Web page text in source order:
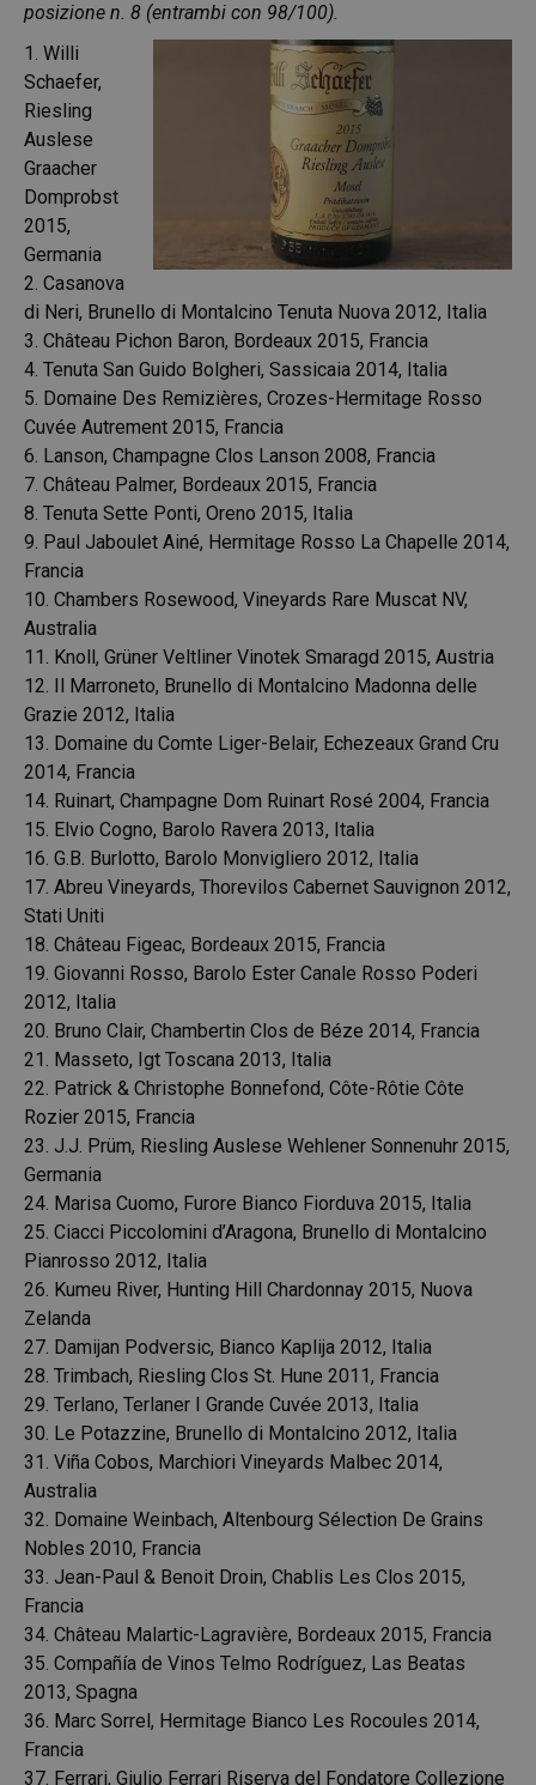
posizione n. 8 (entrambi con 98/100).
1. Willi
Schaefer,
Riesling
Auslese
Graacher
Domprobst
2015,
Germania
2. Casanova
di Neri, Brunello di Montalcino Tenuta Nuova 2012, Italia
3. Château Pichon Baron, Bordeaux 2015, Francia
4. Tenuta San Guido Bolgheri, Sassicaia 2014, Italia
5. Domaine Des Remizières, Crozes-Hermitage Rosso
Cuvée Autrement 2015, Francia
6. Lanson, Champagne Clos Lanson 2008, Francia
7. Château Palmer, Bordeaux 2015, Francia
8. Tenuta Sette Ponti, Oreno 2015, Italia
9. Paul Jaboulet Ainé, Hermitage Rosso La Chapelle 2014,
Francia
10. Chambers Rosewood, Vineyards Rare Muscat NV,
Australia
11. Knoll, Grüner Veltliner Vinotek Smaragd 2015, Austria
12. Il Marroneto, Brunello di Montalcino Madonna delle
Grazie 2012, Italia
13. Domaine du Comte Liger-Belair, Echezeaux Grand Cru
2014, Francia
14. Ruinart, Champagne Dom Ruinart Rosé 2004, Francia
15. Elvio Cogno, Barolo Ravera 2013, Italia
16. G.B. Burlotto, Barolo Monvigliero 2012, Italia
17. Abreu Vineyards, Thorevilos Cabernet Sauvignon 2012,
Stati Uniti
18. Château Figeac, Bordeaux 2015, Francia
19. Giovanni Rosso, Barolo Ester Canale Rosso Poderi
2012, Italia
20. Bruno Clair, Chambertin Clos de Béze 2014, Francia
21. Masseto, Igt Toscana 2013, Italia
22. Patrick & Christophe Bonnefond, Côte-Rôtie Côte
Rozier 2015, Francia
23. J.J. Prüm, Riesling Auslese Wehlener Sonnenuhr 2015,
Germania
24. Marisa Cuomo, Furore Bianco Fiorduva 2015, Italia
25. Ciacci Piccolomini d’Aragona, Brunello di Montalcino
Pianrosso 2012, Italia
26. Kumeu River, Hunting Hill Chardonnay 2015, Nuova
Zelanda
27. Damijan Podversic, Bianco Kaplija 2012, Italia
28. Trimbach, Riesling Clos St. Hune 2011, Francia
29. Terlano, Terlaner I Grande Cuvée 2013, Italia
30. Le Potazzine, Brunello di Montalcino 2012, Italia
31. Viña Cobos, Marchiori Vineyards Malbec 2014,
Australia
32. Domaine Weinbach, Altenbourg Sélection De Grains
Nobles 2010, Francia
33. Jean-Paul & Benoit Droin, Chablis Les Clos 2015,
Francia
34. Château Malartic-Lagravière, Bordeaux 2015, Francia
35. Compañía de Vinos Telmo Rodríguez, Las Beatas
2013, Spagna
36. Marc Sorrel, Hermitage Bianco Les Rocoules 2014,
Francia
37. Ferrari, Giulio Ferrari Riserva del Fondatore Collezione